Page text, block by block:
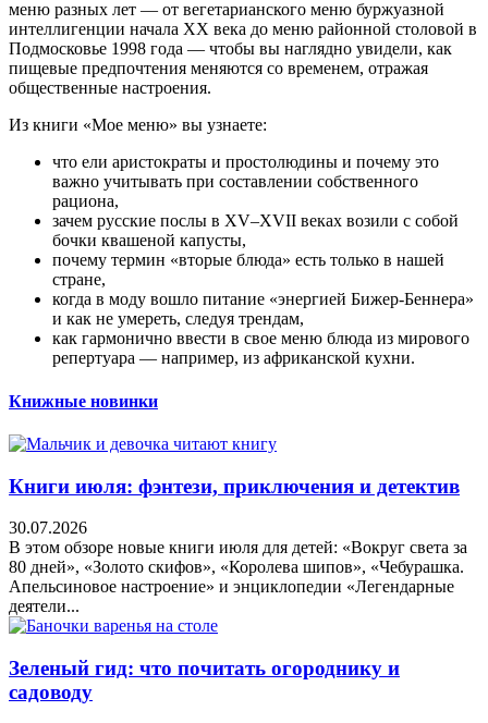
меню разных лет — от вегетарианского меню буржуазной
интеллигенции начала XX века до меню районной столовой в
Подмосковье 1998 года — чтобы вы наглядно увидели, как
пищевые предпочтения меняются со временем, отражая
общественные настроения.
Из книги «Мое меню» вы узнаете:
что ели аристократы и простолюдины и почему это
важно учитывать при составлении собственного
рациона,
зачем русские послы в XV–XVII веках возили с собой
бочки квашеной капусты,
почему термин «вторые блюда» есть только в нашей
стране,
когда в моду вошло питание «энергией Бижер-Беннера»
и как не умереть, следуя трендам,
как гармонично ввести в свое меню блюда из мирового
репертуара — например, из африканской кухни.
Книжные новинки
Книги июля: фэнтези, приключения и детектив
30.07.2026
В этом обзоре новые книги июля для детей: «Вокруг света за
80 дней», «Золото скифов», «Королева шипов», «Чебурашка.
Апельсиновое настроение» и энциклопедии «Легендарные
деятели...
Зеленый гид: что почитать огороднику и
садоводу